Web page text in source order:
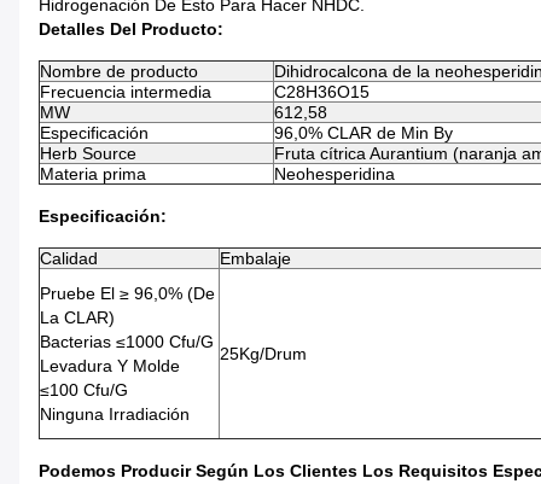
Hidrogenación De Esto Para Hacer NHDC.
Detalles Del Producto:
Nombre de producto
Dihidrocalcona de la
Frecuencia intermedia
C28H36O15
MW
612,58
Especificación
96,0% CLAR de Min By
Herb Source
Fruta cítrica Aurantium (naranja
Materia prima
Neohesperidina
Especificación:
Calidad
Embalaje
Pruebe El ≥ 96,0% (de
La CLAR)
Bacterias ≤1000 Cfu/g
Levadura Y Molde
≤100 Cfu/g
Ninguna Irradiación
25Kg/drum
Podemos Producir Según Los Clientes Los Requisitos